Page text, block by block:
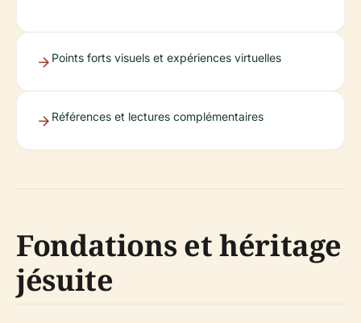
Points forts visuels et expériences virtuelles
Références et lectures complémentaires
Fondations et héritage
jésuite